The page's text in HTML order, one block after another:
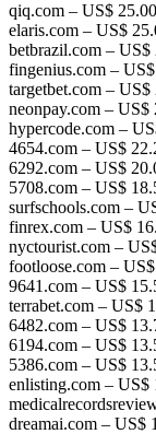
qiq.com – US$
elaris.com – US$
betbrazil.com –
fingenius.com –
targetbet.com –
neonpay.com –
hypercode.com –
4654.com – US$
6292.com – US$
5708.com – US$
surfschools.com –
finrex.com – US$
nyctourist.com –
footloose.com –
9641.com – US$
terrabet.com – US$
6482.com – US$
6194.com – US$
5386.com – US$
enlisting.com – US$
dreamai.com – US$